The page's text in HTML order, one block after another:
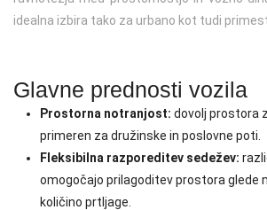
idealna izbira tako za urbano kot tudi
Glavne prednosti vozila
Prostorna notranjost: dovolj prostora
primeren za družinske in poslovne poti.
Fleksibilna razporeditev sedežev:
omogočajo prilagoditev prostora glede
količino prtljage.